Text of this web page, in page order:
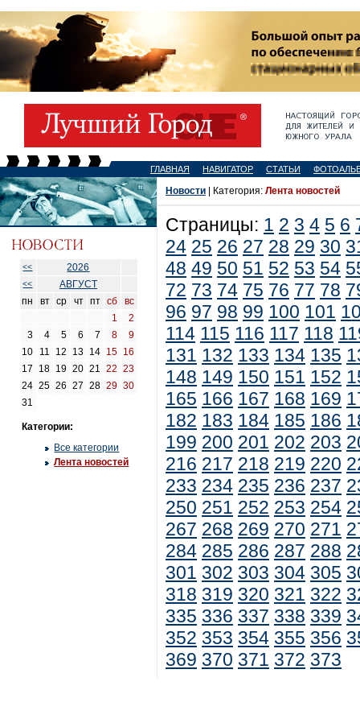
ГЛАВНАЯ НАВИГАТОР СТАТЬИ
<< 2026
<<
АВГУСТ
пн
вт ср чт пт сб
вс
1
2
3
4 5 6 7 8
9
10
11 12 13 14 15 16
17
18 19 20 21 22
23
24 25 26 27 28 29 30
31
Категории:
Все категории
Лента новостей
Новости | Категория: Лента новостей
Страницы: 1 2 3 4 5 6
24 25 26 27 28 29 30
48 49 50 51 52 53 54
72 73 74 75 76 77 78
96 97 98 99 100 101
114 115 116 117 118
131 132 133 134 135
148 149 150 151 152
165 166 167 168 169
182 183 184 185 186
199 200 201 202 203
216 217 218 219 220
233 234 235 236 237
250 251 252 253 254
267 268 269 270 271
284 285 286 287 288
301 302 303 304 305
318 319 320 321 322
335 336 337 338 339
352 353 354 355 356
369 370 371 372 373